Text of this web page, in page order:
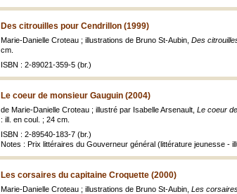
Des citrouilles pour Cendrillon (1999)
Marie-Danielle Croteau ; illustrations de Bruno St-Aubin, Des
cm.
ISBN : 2-89021-359-5 (br.)
Le coeur de monsieur Gauguin (2004)
de Marie-Danielle Croteau ; illustré par Isabelle Arsenault, Le coeur
: ill. en coul. ; 24 cm.
ISBN : 2-89540-183-7 (br.)
Notes : Prix littéraires du Gouverneur général (littérature jeunesse -
Les corsaires du capitaine Croquette (2000)
Marie-Danielle Croteau ; illustrations de Bruno St-Aubin, Les